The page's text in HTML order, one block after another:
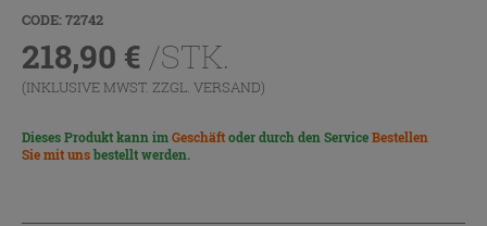
CODE: 72742
218,90 € /STK.
(INKLUSIVE MWST. ZZGL. VERSAND)
Dieses Produkt kann imGeschäftoder durch den ServiceBestellen
Sie mit unsbestellt werden.